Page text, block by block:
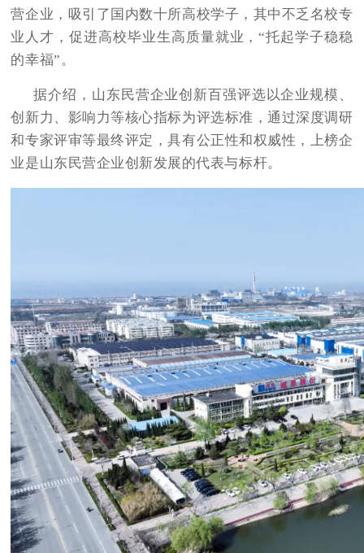
营企业，吸引了国内数十所高校学子，其中不乏名校专
业人才，促进高校毕业生高质量就业，“托起学子稳稳
的幸福”。
据介绍，山东民营企业创新百强评选以企业规模、
创新力、影响力等核心指标为评选标准，通过深度调研
和专家评审等最终评定，具有公正性和权威性，上榜企
业是山东民营企业创新发展的代表与标杆。